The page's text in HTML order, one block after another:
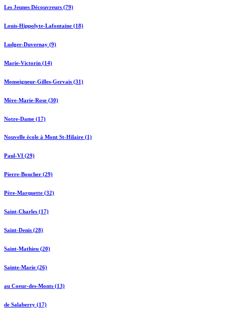
Les Jeunes Découvreurs (79)
Louis-Hippolyte-Lafontaine (18)
Ludger-Duvernay (9)
Marie-Victorin (14)
Monseigneur-Gilles-Gervais (31)
Mère-Marie-Rose (30)
Notre-Dame (17)
Nouvelle école à Mont St-Hilaire (1)
Paul-VI (29)
Pierre-Boucher (29)
Père-Marquette (32)
Saint-Charles (17)
Saint-Denis (28)
Saint-Mathieu (20)
Sainte-Marie (26)
au Coeur-des-Monts (13)
de Salaberry (17)